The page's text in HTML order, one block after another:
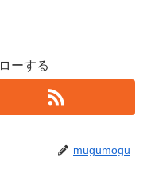
ーする
mugumogu